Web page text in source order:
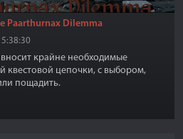
Paarthurnax Dilemma
крайне необходимые
квестовой цепочки, с выбором,
пощадить.